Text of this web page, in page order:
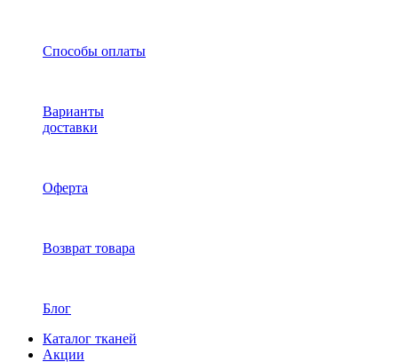
Способы оплаты
Варианты
доставки
Оферта
Возврат товара
Блог
Каталог тканей
Акции